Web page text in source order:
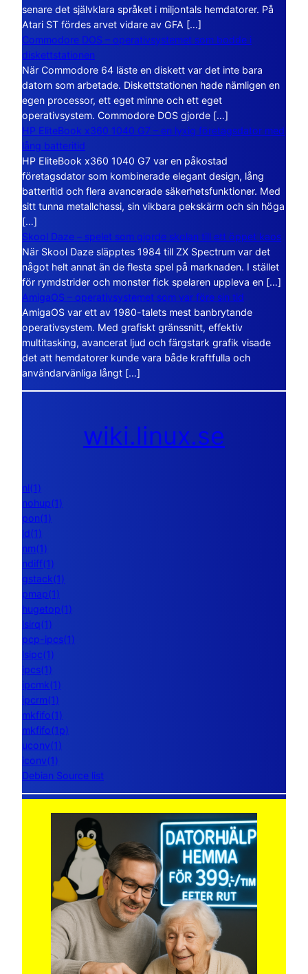
senare det självklara språket i miljontals hemdatorer. På
Atari ST fördes arvet vidare av GFA […]
Commodore DOS – operativsystemet som bodde i
diskettstationen
När Commodore 64 läste en diskett var det inte bara
datorn som arbetade. Diskettstationen hade nämligen en
egen processor, ett eget minne och ett eget
operativsystem. Commodore DOS gjorde […]
HP EliteBook x360 1040 G7 – en lyxig företagsdator med
lång batteritid
HP EliteBook x360 1040 G7 var en påkostad
företagsdator som kombinerade elegant design, lång
batteritid och flera avancerade säkerhetsfunktioner. Med
sitt tunna metallchassi, sin vikbara pekskärm och sin höga
[…]
Skool Daze – spelet som gjorde skolan till ett öppet kaos
När Skool Daze släpptes 1984 till ZX Spectrum var det
något helt annat än de flesta spel på marknaden. I stället
för rymdstrider och monster fick spelaren uppleva en […]
AmigaOS – operativsystemet som var före sin tid
AmigaOS var ett av 1980-talets mest banbrytande
operativsystem. Med grafiskt gränssnitt, effektiv
multitasking, avancerat ljud och färgstark grafik visade
det att hemdatorer kunde vara både kraftfulla och
användarvänliga långt […]
wiki.linux.se
nl(1)
nohup(1)
pon(1)
ld(1)
nm(1)
ndiff(1)
gstack(1)
pmap(1)
hugetop(1)
lsirq(1)
pcp-ipcs(1)
lsipc(1)
ipcs(1)
ipcmk(1)
ipcrm(1)
mkfifo(1)
mkfifo(1p)
uconv(1)
iconv(1)
Debian Source list